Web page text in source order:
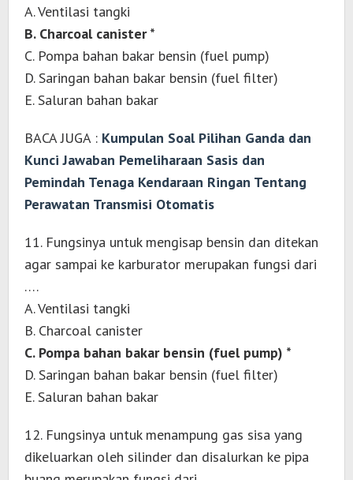
A. Ventilasi tangki
B. Charcoal canister *
C. Pompa bahan bakar bensin (fuel pump)
D. Saringan bahan bakar bensin (fuel filter)
E. Saluran bahan bakar
BACA JUGA : Kumpulan Soal Pilihan Ganda dan
Kunci Jawaban Pemeliharaan Sasis dan
Pemindah Tenaga Kendaraan Ringan Tentang
Perawatan Transmisi Otomatis
11. Fungsinya untuk mengisap bensin dan ditekan
agar sampai ke karburator merupakan fungsi dari
….
A. Ventilasi tangki
B. Charcoal canister
C. Pompa bahan bakar bensin (fuel pump) *
D. Saringan bahan bakar bensin (fuel filter)
E. Saluran bahan bakar
12. Fungsinya untuk menampung gas sisa yang
dikeluarkan oleh silinder dan disalurkan ke pipa